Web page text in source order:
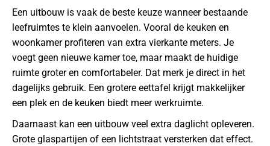
Een uitbouw is vaak de beste keuze wanneer bestaande
leefruimtes te klein aanvoelen. Vooral de keuken en
woonkamer profiteren van extra vierkante meters. Je
voegt geen nieuwe kamer toe, maar maakt de huidige
ruimte groter en comfortabeler. Dat merk je direct in het
dagelijks gebruik. Een grotere eettafel krijgt makkelijker
een plek en de keuken biedt meer werkruimte.
Daarnaast kan een uitbouw veel extra daglicht opleveren.
Grote glaspartijen of een lichtstraat versterken dat effect.